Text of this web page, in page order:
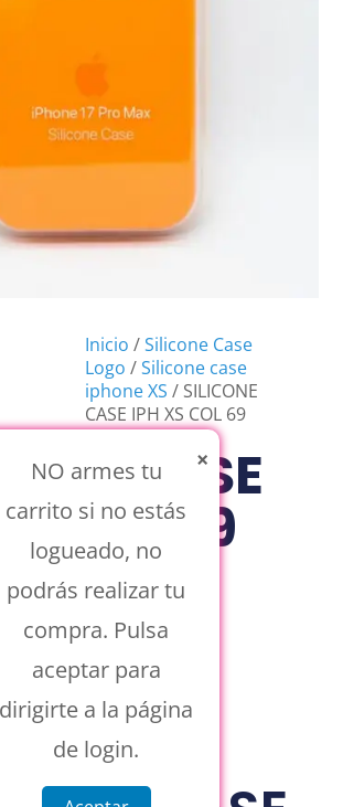
Inicio /Silicone Case
Logo /Silicone case
iphone XS / SILICONE
CASE IPH XS COL 69
HONEY DEW
CASE
COL 69
DEW
×
NO armes tu
carrito si no estás
logueado, no
podrás realizar tu
compra. Pulsa
aceptar para
dirigirte a la página
de login.